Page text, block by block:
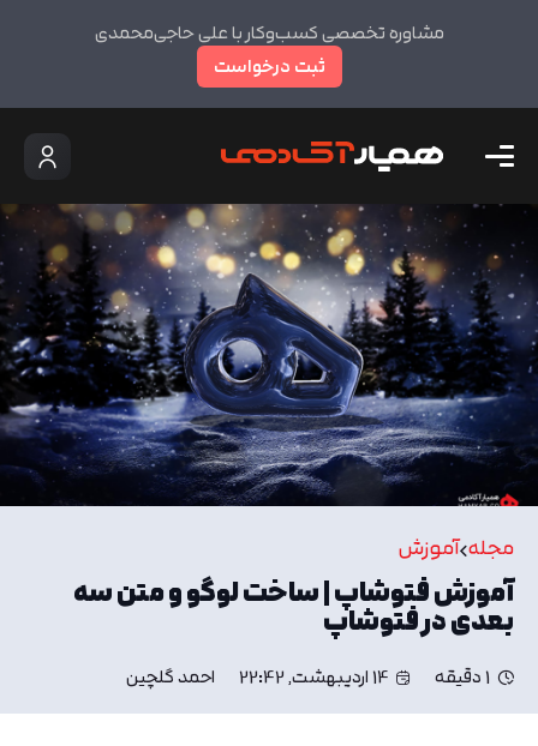
مشاوره تخصصی کسب‌وکار با علی حاجی‌محمدی
ثبت درخواست
مجله آموزش
آموزش فتوشاپ | ساخت لوگو و متن سه
بعدی در فتوشاپ
1 دقیقه 14 اردیبهشت, 22:42 احمد گلچین